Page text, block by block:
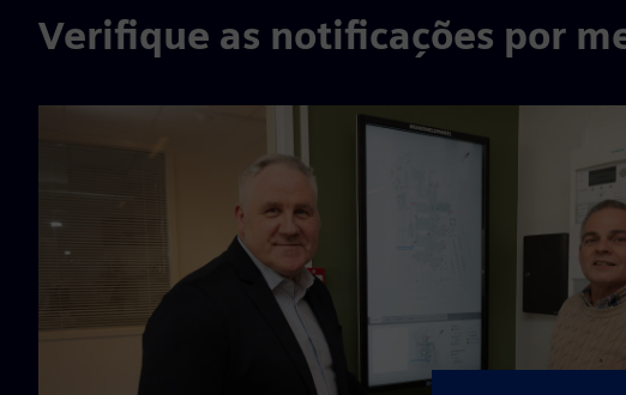
Verifique as notificações por